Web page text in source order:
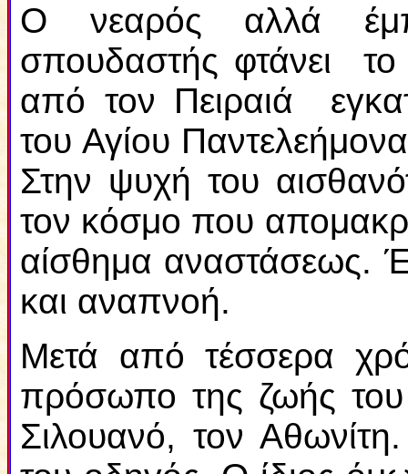
Ο νεαρός αλλά
σπουδαστής φτάνει
από τον Πειραιά
του Αγίου
Στην ψυχή του
τον κόσμο που
αίσθημα αναστάσεως.
και αναπνοή.
Μετά από τέσσερα
πρόσωπο της ζωής
Σιλουανό, τον